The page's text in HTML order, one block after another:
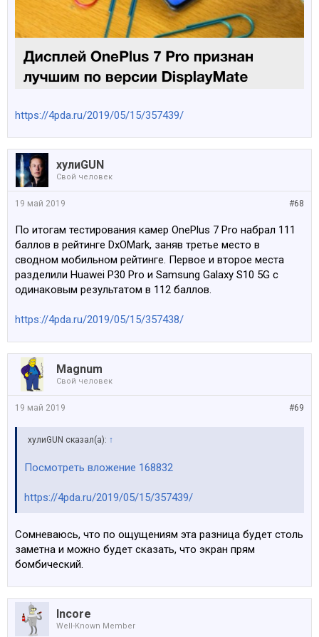
https://4pda.ru/2019/05/15/357439/
хулиGUN
Свой человек
#68
19 май 2019
По итогам тестирования камер OnePlus 7 Pro набрал 111
баллов в рейтинге DxOMark, заняв третье место в
сводном мобильном рейтинге. Первое и второе места
разделили Huawei P30 Pro и Samsung Galaxy S10 5G с
одинаковым результатом в 112 баллов.
https://4pda.ru/2019/05/15/357438/
Magnum
Свой человек
#69
19 май 2019
хулиGUN сказал(а): ↑
Посмотреть вложение 168832
https://4pda.ru/2019/05/15/357439/
Сомневаюсь, что по ощущениям эта разница будет столь
заметна и можно будет сказать, что экран прям
бомбический.
Incore
Well-Known Member